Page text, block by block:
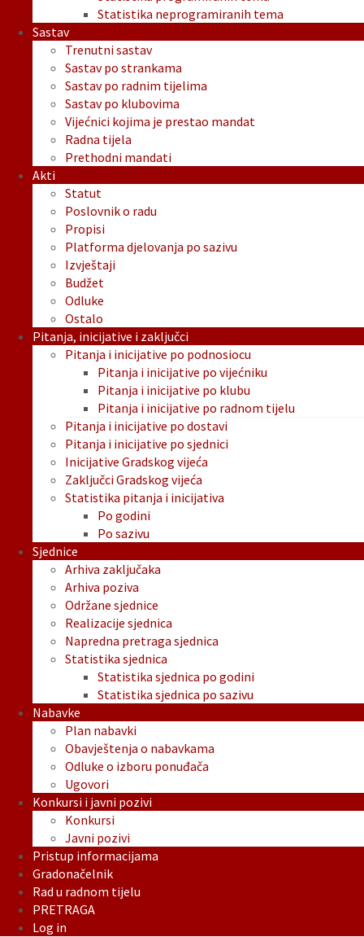
Statistika neprogramiranih tema
Sastav
Trenutni sastav
Sastav po strankama
Sastav po radnim tijelima
Sastav po klubovima
Vijećnici kojima je prestao mandat
Radna tijela
Prethodni mandati
Akti
Statut
Poslovnik o radu
Propisi
Platforma djelovanja po sazivu
Izvještaji
Budžet
Odluke
Ostalo
Pitanja, inicijative i zaključci
Pitanja i inicijative po podnosiocu
Pitanja i inicijative po vijećniku
Pitanja i inicijative po klubu
Pitanja i inicijative po radnom tijelu
Pitanja i inicijative po dostavi
Pitanja i inicijative po sjednici
Inicijative Gradskog vijeća
Zaključci Gradskog vijeća
Statistika pitanja i inicijativa
Po godini
Po sazivu
Sjednice
Arhiva zaključaka
Arhiva poziva
Održane sjednice
Realizacije sjednica
Napredna pretraga sjednica
Statistika sjednica
Statistika sjednica po godini
Statistika sjednica po sazivu
Nabavke
Plan nabavki
Obavještenja o nabavkama
Odluke o izboru ponuđača
Ugovori
Konkursi i javni pozivi
Konkursi
Javni pozivi
Pristup informacijama
Gradonačelnik
Rad u radnom tijelu
PRETRAGA
Log in